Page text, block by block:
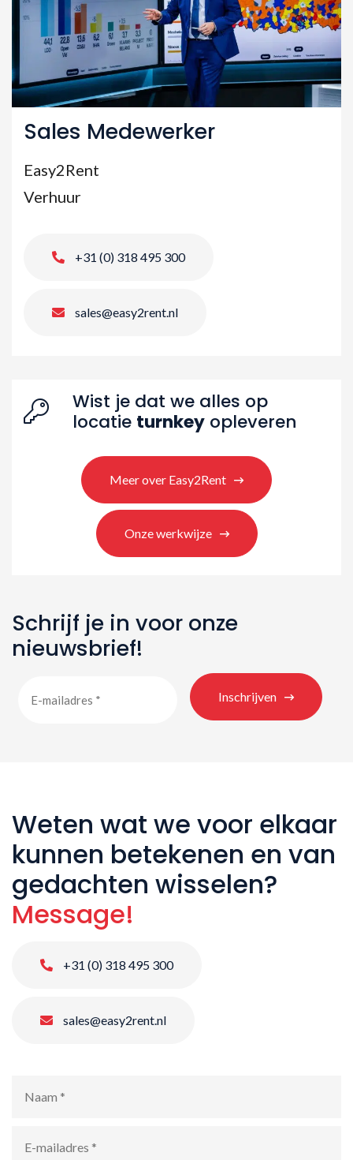
Sales Medewerker
Easy2Rent
Verhuur
+31 (0) 318 495 300
sales@easy2rent.nl
Wist je dat we alles op
locatie turnkey opleveren
Meer over Easy2Rent
Onze werkwijze
Schrijf je in voor onze
nieuwsbrief!
Inschrijven
Weten wat we voor elkaar
kunnen betekenen en van
gedachten wisselen?
Message!
+31 (0) 318 495 300
sales@easy2rent.nl
mailadres *